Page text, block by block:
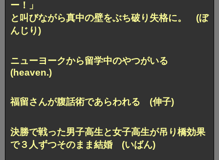
ー！」
と叫びながら真中の壁をぶち破り失格に。 (ぼ
んじり)
ニューヨークから留学中のやつがいる
(heaven.)
福留さんが腹話術であらわれる (伸子)
決勝で戦った男子高生と女子高生が吊り橋効果
で３人ずつそのまま結婚 (いばん)